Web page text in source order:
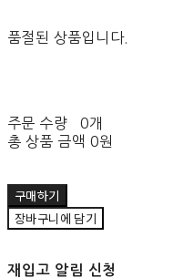
품절된 상품입니다.
주문 수량
0개
총 상품 금액 0원
구매하기
장바구니에 담기
재입고 알림 신청